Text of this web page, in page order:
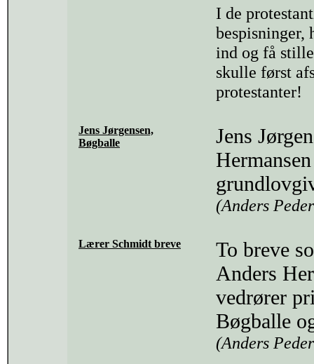
I de
bespisninger,
ind og få
skulle først
protestanter!
Jens Jørgensen,
Bøgballe
Jens
(Anders
Lærer Schmidt breve
To breve
Anders
vedrører
Bøgballe
(Anders